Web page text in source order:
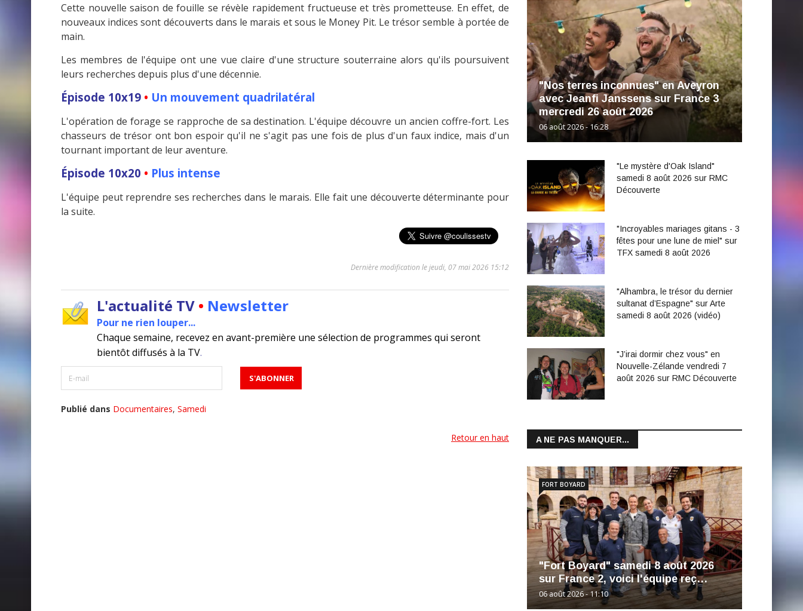
Cette nouvelle saison de fouille se révèle rapidement fructueuse et très prometteuse. En effet, de
nouveaux indices sont découverts dans le marais et sous le Money Pit. Le trésor semble à portée de
main.
Les membres de l'équipe ont une vue claire d'une structure souterraine alors qu'ils poursuivent
leurs recherches depuis plus d'une décennie.
Épisode 10x19 • Un mouvement quadrilatéral
L'opération de forage se rapproche de sa destination. L'équipe découvre un ancien coffre-fort. Les
chasseurs de trésor ont bon espoir qu'il ne s'agit pas une fois de plus d'un faux indice, mais d'un
tournant important de leur aventure.
Épisode 10x20 • Plus intense
L'équipe peut reprendre ses recherches dans le marais. Elle fait une découverte déterminante pour
la suite.
Dernière modification le jeudi, 07 mai 2026 15:12
L'actualité TV • Newsletter
Pour ne rien louper...
Chaque semaine, recevez en avant-première une sélection de programmes qui seront
bientôt diffusés à la TV.
Publié dans Documentaires, Samedi
Retour en haut
"Nos terres inconnues" en Aveyron
avec Jeanfi Janssens sur France 3
mercredi 26 août 2026
06 août 2026 - 16:28
"Le mystère d'Oak Island"
samedi 8 août 2026 sur RMC
Découverte
"Incroyables mariages gitans - 3
fêtes pour une lune de miel" sur
TFX samedi 8 août 2026
"Alhambra, le trésor du dernier
sultanat d’Espagne" sur Arte
samedi 8 août 2026 (vidéo)
"J’irai dormir chez vous" en
Nouvelle-Zélande vendredi 7
août 2026 sur RMC Découverte
A NE PAS MANQUER...
"Fort Boyard" samedi 8 août 2026
sur France 2, voici l'équipe reç…
06 août 2026 - 11:10
FORT BOYARD